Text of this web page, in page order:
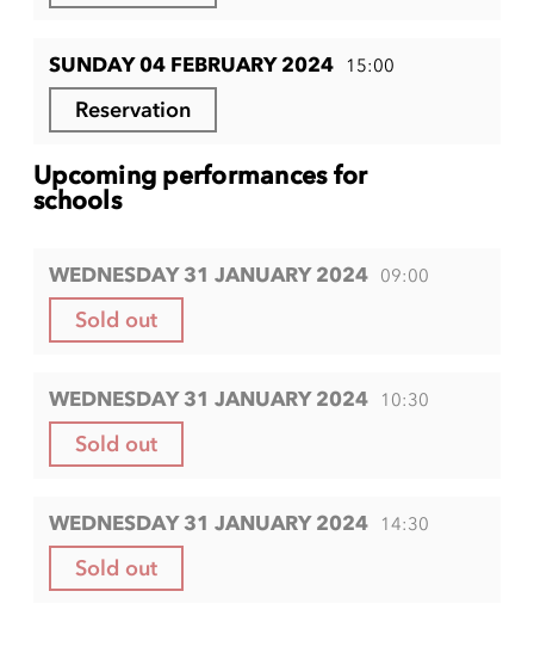
SUNDAY 04 FEBRUARY 2024 15:00
Reservation
Upcoming performances for
schools
WEDNESDAY 31 JANUARY 2024 09:00
Sold out
WEDNESDAY 31 JANUARY 2024 10:30
Sold out
WEDNESDAY 31 JANUARY 2024 14:30
Sold out